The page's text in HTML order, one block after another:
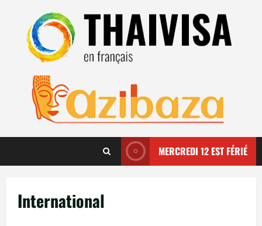
contenu
MERCREDI 12 EST FÉRIÉ
International